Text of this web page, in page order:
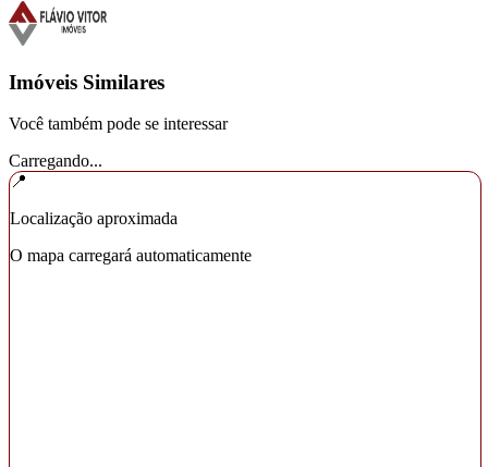
Imóveis Similares
Você também pode se interessar
Carregando...
📍
Localização aproximada
O mapa carregará automaticamente